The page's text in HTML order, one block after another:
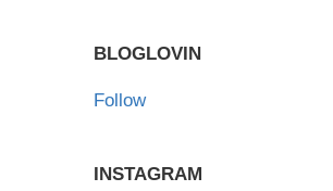
BLOGLOVIN
Follow
INSTAGRAM